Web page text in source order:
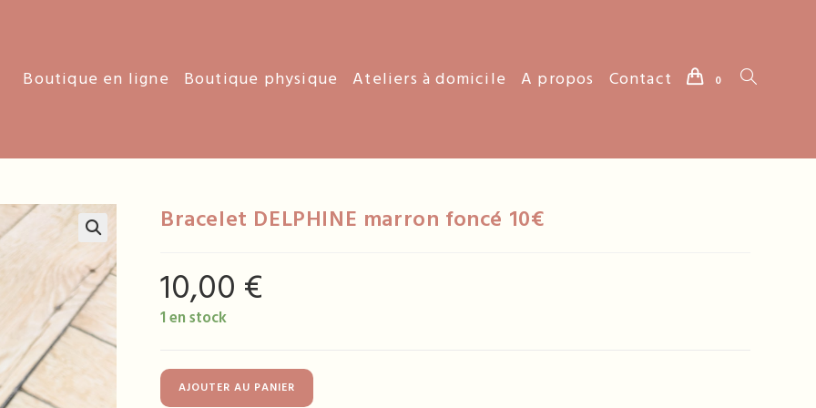
Boutique en ligne Boutique physique Ateliers à domicile A propos Contact 0 Toggle
Bracelet DELPHINE marron foncé 10€
10,00 €
1 en stock
quantité
de
AJOUTER AU PANIER